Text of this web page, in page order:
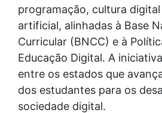
programação, cultura
artificial, alinhadas à Base
Curricular (BNCC) e à
Educação Digital. A
entre os estados que
dos estudantes para os
sociedade digital.